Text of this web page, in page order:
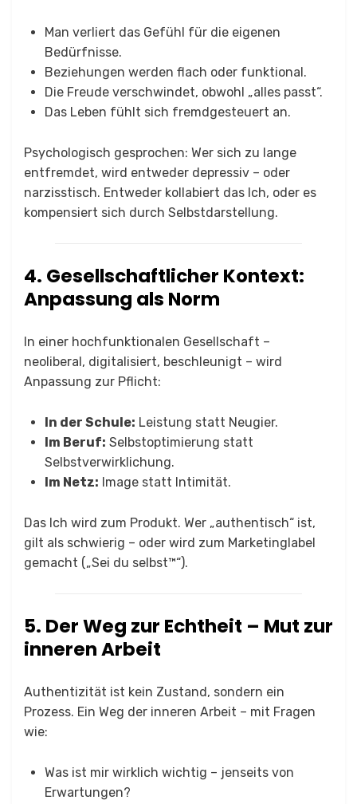
Man verliert das Gefühl für die eigenen
Bedürfnisse.
Beziehungen werden flach oder funktional.
Die Freude verschwindet, obwohl „alles passt“.
Das Leben fühlt sich fremdgesteuert an.
Psychologisch gesprochen: Wer sich zu lange
entfremdet, wird entweder depressiv – oder
narzisstisch. Entweder kollabiert das Ich, oder es
kompensiert sich durch Selbstdarstellung.
4. Gesellschaftlicher Kontext:
Anpassung als Norm
In einer hochfunktionalen Gesellschaft –
neoliberal, digitalisiert, beschleunigt – wird
Anpassung zur Pflicht:
In der Schule: Leistung statt Neugier.
Im Beruf: Selbstoptimierung statt
Selbstverwirklichung.
Im Netz: Image statt Intimität.
Das Ich wird zum Produkt. Wer „authentisch“ ist,
gilt als schwierig – oder wird zum Marketinglabel
gemacht („Sei du selbst™“).
5. Der Weg zur Echtheit – Mut zur
inneren Arbeit
Authentizität ist kein Zustand, sondern ein
Prozess. Ein Weg der inneren Arbeit – mit Fragen
wie:
Was ist mir wirklich wichtig – jenseits von
Erwartungen?